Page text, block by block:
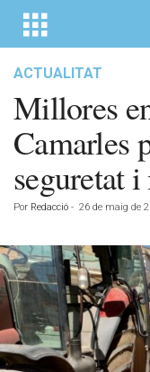
ACTUALITAT
Millores
Camarles
seguretat
Por Redacció - 26 de maig de